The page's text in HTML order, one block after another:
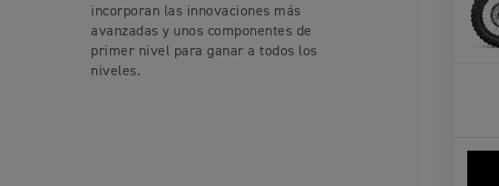
incorporan las innovaciones más
avanzadas y unos componentes de
primer nivel para ganar a todos los
niveles.